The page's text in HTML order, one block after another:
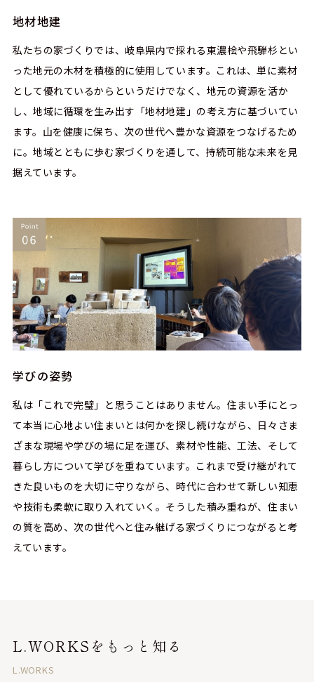
地材地建
私たちの家づくりでは、岐阜県内で採れる東濃桧や飛騨杉とい
った地元の木材を積極的に使用しています。これは、単に素材
として優れているからというだけでなく、地元の資源を活か
し、地域に循環を生み出す「地材地建」の考え方に基づいてい
ます。山を健康に保ち、次の世代へ豊かな資源をつなげるため
に。地域とともに歩む家づくりを通して、持続可能な未来を見
据えています。
学びの姿勢
私は「これで完璧」と思うことはありません。住まい手にとっ
て本当に心地よい住まいとは何かを探し続けながら、日々さま
ざまな現場や学びの場に足を運び、素材や性能、工法、そして
暮らし方について学びを重ねています。これまで受け継がれて
きた良いものを大切に守りながら、時代に合わせて新しい知恵
や技術も柔軟に取り入れていく。そうした積み重ねが、住まい
の質を高め、次の世代へと住み継げる家づくりにつながると考
えています。
L.WORKSをもっと知る
L.WORKS